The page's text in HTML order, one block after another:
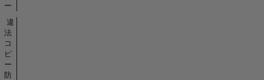
ー
違
法
コ
ピ
ー
防